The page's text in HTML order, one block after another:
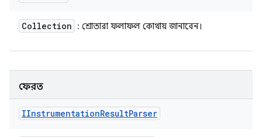
Collection : শ্রোতারা ফলাফল কোথায় জানাবেন।
ফেরত
IInstrumentationResultParser